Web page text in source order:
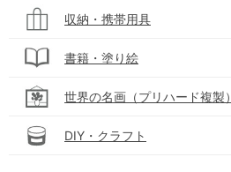
収納・携帯用具
書籍・塗り絵
世界の名画（プリハード複製）
DIY・クラフト